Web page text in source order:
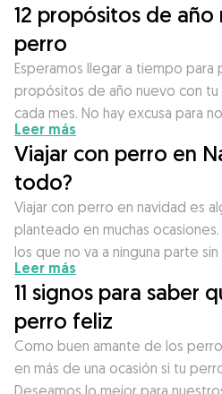
12 propósitos de
perro
Esperamos llegar a tiempo
propósitos de año nuevo con tu
cada mes. No hay excusa para
Leer más
Viajar con perro en
todo?
Viajar con perro en navidad es
planteado en muchas
los que no va a ninguna parte
Leer más
11 signos para saber
perro feliz
Como buen amante de los
en más de una ocasión si tu